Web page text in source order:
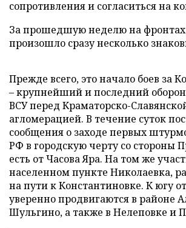
сопротивления и согласиться на
За прошедшую неделю на
произошло сразу несколько
Прежде всего, это начало боев за
– крупнейший и последний
ВСУ перед Краматорско-
агломерацией. В течение суток
сообщения о заходе первых
РФ в городскую черту со стороны
есть от Часова Яра. На том же
населенном пункте Николаевка,
на пути к Константиновке. К югу
уверенно продвигаются в районе
Шульгино, а также в Нелеповке и